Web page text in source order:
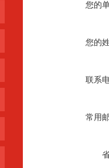
您的
您的
联系
常用